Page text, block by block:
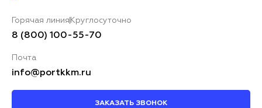
Горячая линия Круглосуточно
8 (800) 100-55-70
Почта
info@portkkm.ru
ЗАКАЗАТЬ ЗВОНОК